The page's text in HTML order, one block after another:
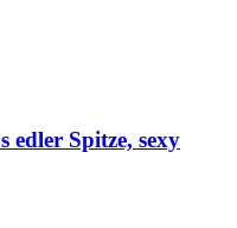
Spitze, sexy